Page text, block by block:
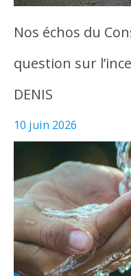
Nos échos du
question sur
DENIS
10 juin 2026